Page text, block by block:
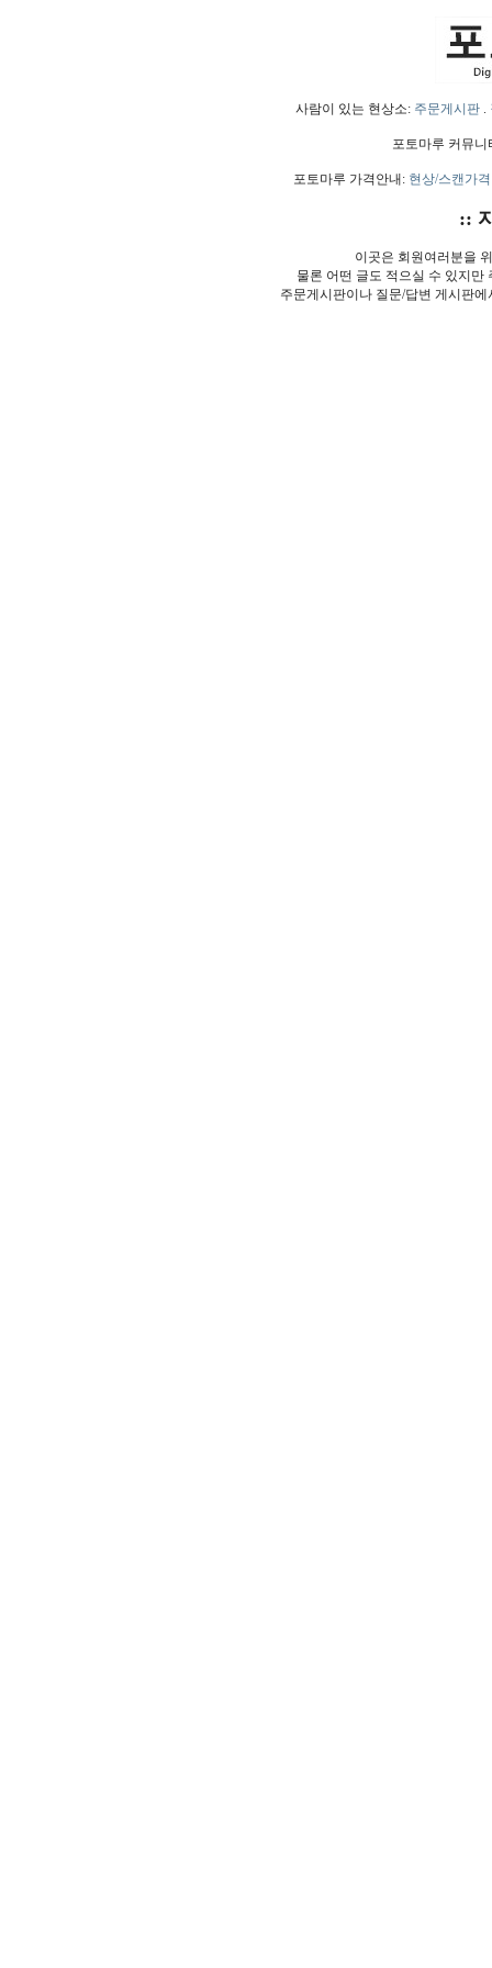
사람이 있는 현상소: 주문게시판.
포토마루 커뮤
포토마루 가격안내: 현상/스캔가격
::
이곳은 회원여러분을
물론 어떤 글도 적으실 수 있지만
주문게시판이나 질문/답변 게시판